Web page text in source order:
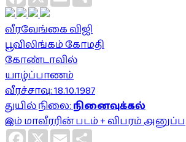
வீரவேங்கை விஜி
பூவிலிங்கம் கோமதி
கோண்டாவில்
யாழ்ப்பாணம்
வீரச்சாவு: 18.10.1987
துயில் நிலை:நினைவுக்கல்
இம் மாவீரரின் படம் + விபரம் அனுப்ப
Facebook
X Email